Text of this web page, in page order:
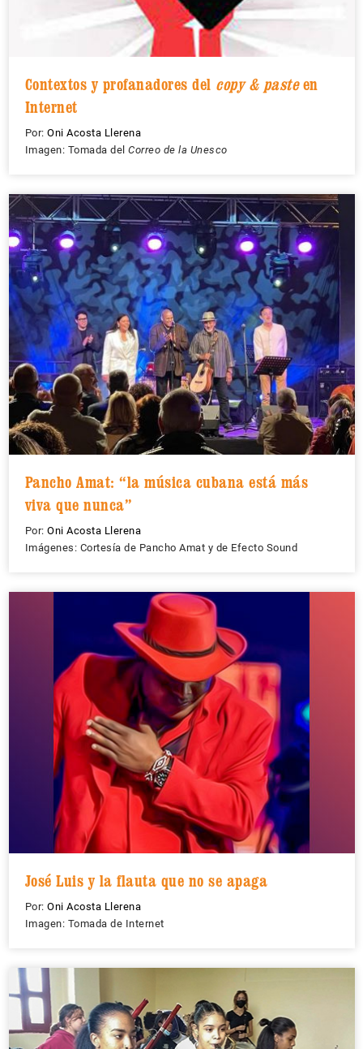
Contextos y profanadores del copy & pasteen
Internet
Por: Oni Acosta Llerena
Imagen: Tomada del Correo de la Unesco
Pancho Amat: “la música cubana está más
viva que nunca”
Por: Oni Acosta Llerena
Imágenes: Cortesía de Pancho Amat y de Efecto Sound
José Luis y la flauta que no se apaga
Por: Oni Acosta Llerena
Imagen: Tomada de Internet